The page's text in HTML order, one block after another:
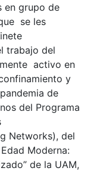
en grupo de
se les
trabajo del
activo en
y
de
del Programa
Networks), del
Moderna:
de la UAM,